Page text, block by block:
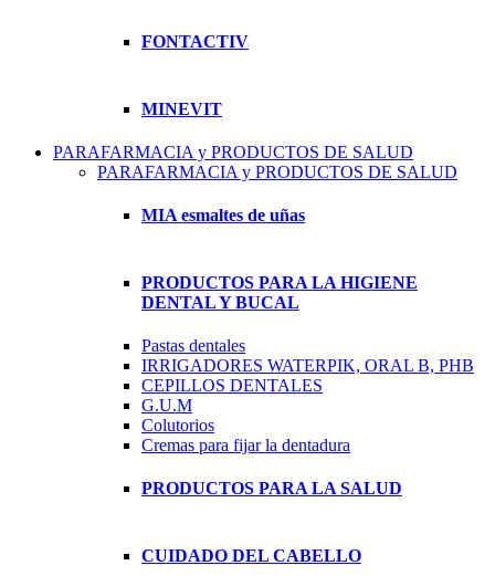
FONTACTIV
MINEVIT
PARAFARMACIA y PRODUCTOS DE SALUD
PARAFARMACIA y PRODUCTOS DE SALUD
MIA esmaltes de uñas
PRODUCTOS PARA LA HIGIENE
DENTAL Y BUCAL
Pastas dentales
IRRIGADORES WATERPIK, ORAL B, PHB
CEPILLOS DENTALES
G.U.M
Colutorios
Cremas para fijar la dentadura
PRODUCTOS PARA LA SALUD
CUIDADO DEL CABELLO